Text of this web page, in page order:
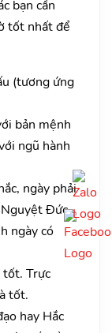
bạn cần
tốt nhất để
(tương ứng
bản mệnh
ngũ hành
ngày phải
Đức,
ngày có
tốt. Trực
tốt.
hay Hắc